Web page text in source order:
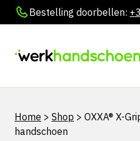
Bestelling doorbellen:
Home > Shop > OXXA® X-
handschoen